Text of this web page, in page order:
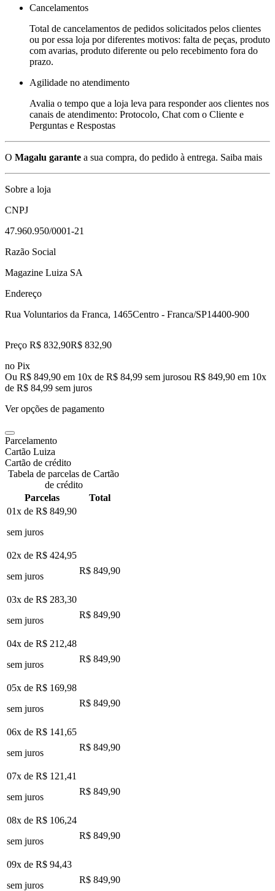
Cancelamentos
Total de cancelamentos de pedidos solicitados pelos clientes
ou por essa loja por diferentes motivos: falta de peças, produto
com avarias, produto diferente ou pelo recebimento fora do
prazo.
Agilidade no atendimento
Avalia o tempo que a loja leva para responder aos clientes nos
canais de atendimento: Protocolo, Chat com o Cliente e
Perguntas e Respostas
O Magalu garante a sua compra, do pedido à entrega. Saiba mais
Sobre a loja
CNPJ
47.960.950/0001-21
Razão Social
Magazine Luiza SA
Endereço
Rua Voluntarios da Franca, 1465Centro - Franca/SP14400-900
Preço R$ 832,90R$ 832,90
no Pix
Ou R$ 849,90 em 10x de R$ 84,99 sem jurosou R$ 849,90 em 10x
de R$ 84,99 sem juros
Ver opções de pagamento
Parcelamento
Cartão Luiza
Cartão de crédito
Tabela de parcelas de Cartão
de crédito
Parcelas
Total
01x de R$ 849,90
sem juros
02x de R$ 424,95
sem juros
R$ 849,90
03x de R$ 283,30
sem juros
R$ 849,90
04x de R$ 212,48
sem juros
R$ 849,90
05x de R$ 169,98
sem juros
R$ 849,90
06x de R$ 141,65
sem juros
R$ 849,90
07x de R$ 121,41
sem juros
R$ 849,90
08x de R$ 106,24
sem juros
R$ 849,90
09x de R$ 94,43
sem juros
R$ 849,90